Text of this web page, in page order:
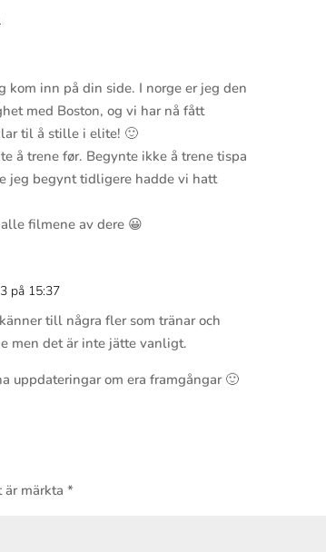
inn på din side. I norge er jeg den
med Boston, og vi har nå fått
til å stille i elite! 🙂
å trene før. Begynte ikke å trene tispa
jeg begynt tidligere hadde vi hatt
filmene av dere 😀
på 15:37
till några fler som tränar och
men det är inte jätte vanligt.
uppdateringar om era framgångar 🙂
är märkta*